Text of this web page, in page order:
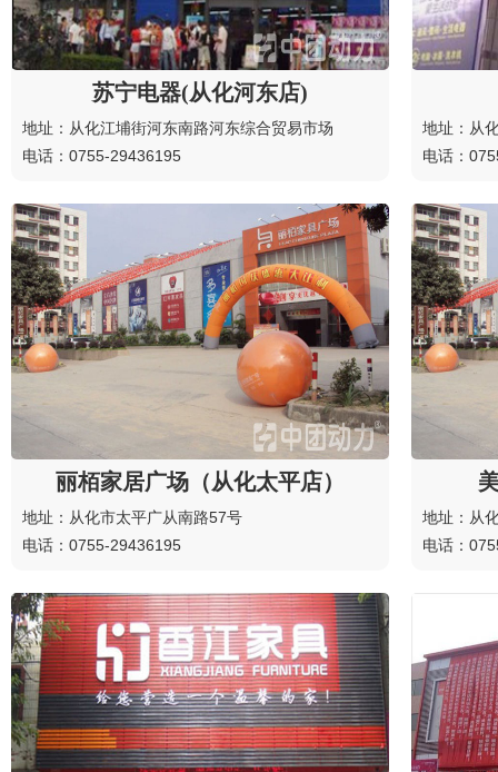
苏宁电器(从化河东店)
地址：从化江埔街河东南路河东综合贸易市场
电话：0755-29436195
地址：从
电话：
丽栢家居广场（从化太平店）
地址：从化市太平广从南路57号
电话：0755-29436195
地址：从
电话：